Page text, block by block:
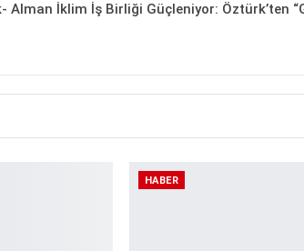
Alman İklim İş Birliği Güçleniyor: Öztürk’ten
HABER